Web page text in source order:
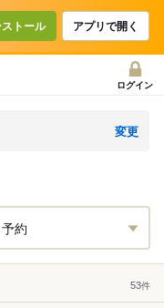
ストール アプリで開く
ログイン
変更
約
53件